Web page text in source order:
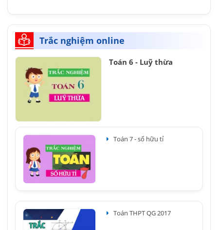
Trắc nghiệm online
Toán 6 - Luỹ thừa
Toán 7 - số hữu tỉ
Toán THPT QG 2017